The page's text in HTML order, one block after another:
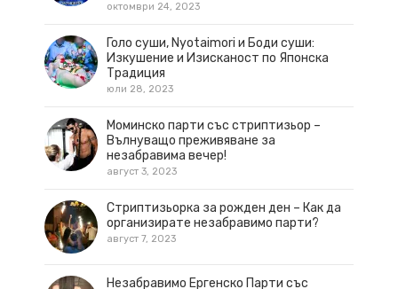
октомври 24, 2023
Голо суши, Nyotaimori и Боди суши:
Изкушение и Изисканост по Японска
Традиция
юли 28, 2023
Моминско парти със стриптизьор –
Вълнуващо преживяване за
незабравима вечер!
август 3, 2023
Стриптизьорка за рожден ден – Как да
организирате незабравимо парти?
август 7, 2023
Незабравимо Ергенско Парти със